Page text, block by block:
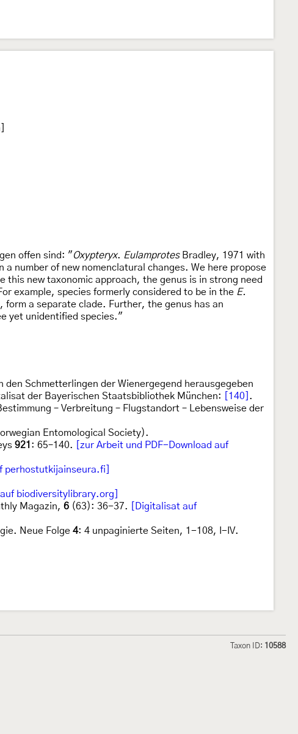
offen sind: "Oxypteryx. EulamprotesBradley, 1971 with
number of new nomenclatural changes. We here propose
new taxonomic approach, the genus is in strong need
example, species formerly considered to be in the E.
a separate clade. Further, the genus has an
yet unidentified species."
den Schmetterlingen der Wienergegend herausgegeben
der Bayerischen Staatsbibliothek München:
[140] .
– Verbreitung – Flugstandort – Lebensweise der
Entomological Society).
921 : 65–140.
[zur Arbeit und PDF-Download auf
perhostutkijainseura.fi]
biodiversitylibrary.org]
Magazin, 6 (63): 36-37.
[Digitalisat auf
Neue Folge 4: 4 unpaginierte Seiten, 1-108, I-IV.
Taxon ID: 10588